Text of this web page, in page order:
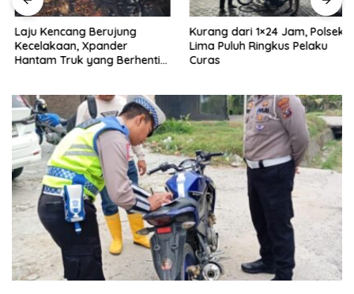
Laju Kencang Berujung
Kecelakaan, Xpander
Hantam Truk yang Berhenti
Kurang dari 1×24 Jam, Polsek
Lima Puluh Ringkus Pelaku
Curas